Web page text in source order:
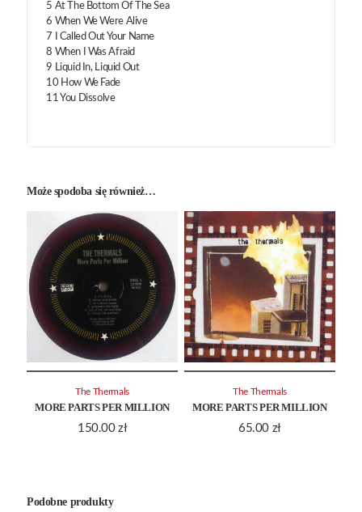
5 At The Bottom Of The Sea
6 When We Were Alive
7 I Called Out Your Name
8 When I Was Afraid
9 Liquid In, Liquid Out
10 How We Fade
11 You Dissolve
Może spodoba się również…
MORE PARTS PER MILLION
150.00 zł
The Thermals
MORE PARTS PER MILLION
65.00 zł
The Thermals
Podobne produkty